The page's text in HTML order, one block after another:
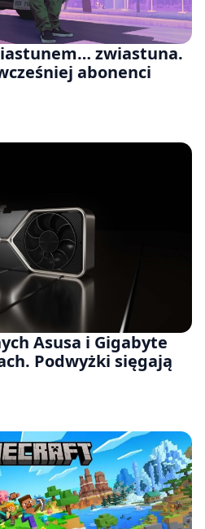
zwiastuna.
abonenci
Asusa i Gigabyte
Podwyżki sięgają